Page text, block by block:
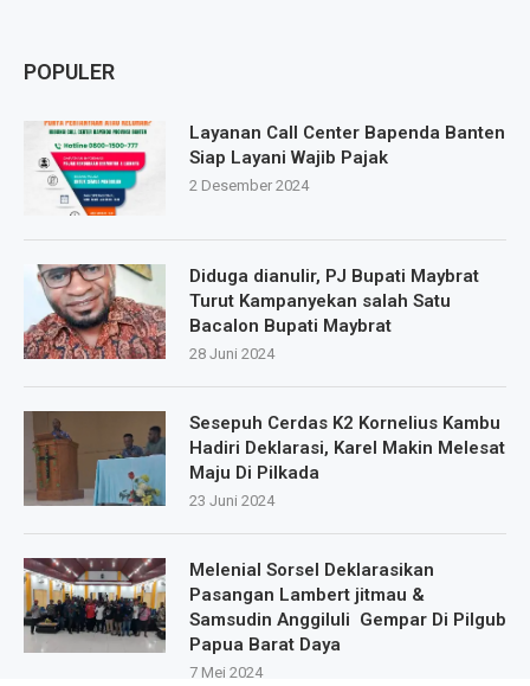
POPULER
Layanan Call Center Bapenda Banten
Siap Layani Wajib Pajak
2 Desember 2024
Diduga dianulir, PJ Bupati Maybrat
Turut Kampanyekan salah Satu
Bacalon Bupati Maybrat
28 Juni 2024
Sesepuh Cerdas K2 Kornelius Kambu
Hadiri Deklarasi, Karel Makin Melesat
Maju Di Pilkada
23 Juni 2024
Melenial Sorsel Deklarasikan
Pasangan Lambert jitmau &
Samsudin Anggiluli Gempar Di Pilgub
Papua Barat Daya
7 Mei 2024